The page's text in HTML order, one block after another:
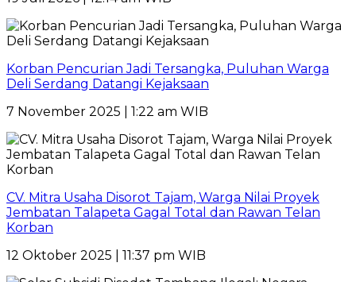
Korban Pencurian Jadi Tersangka, Puluhan Warga
Deli Serdang Datangi Kejaksaan
7 November 2025 | 1:22 am WIB
CV. Mitra Usaha Disorot Tajam, Warga Nilai Proyek
Jembatan Talapeta Gagal Total dan Rawan Telan
Korban
12 Oktober 2025 | 11:37 pm WIB